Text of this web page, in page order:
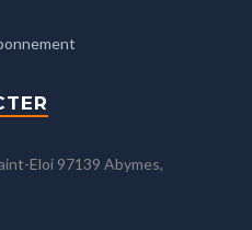
Eloi 97139 Abymes,